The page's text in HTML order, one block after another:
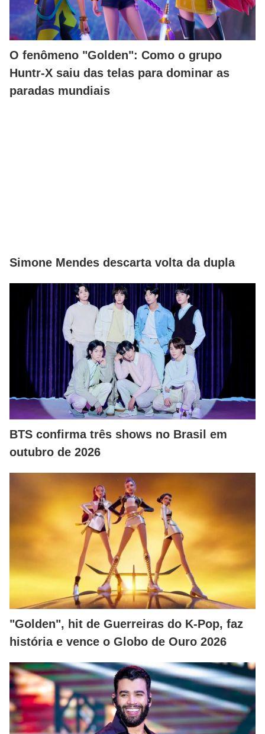
O fenômeno "Golden": Como o grupo
Huntr-X saiu das telas para dominar as
paradas mundiais
Simone Mendes descarta volta da dupla
BTS confirma três shows no Brasil em
outubro de 2026
"Golden", hit de Guerreiras do K-Pop, faz
história e vence o Globo de Ouro 2026